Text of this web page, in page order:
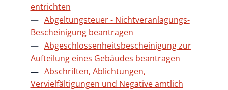
entrichten
Abgeltungsteuer - Nichtveranlagungs-
Bescheinigung beantragen
Abgeschlossenheitsbescheinigung zur
Aufteilung eines Gebäudes beantragen
Abschriften, Ablichtungen,
Vervielfältigungen und Negative amtlich